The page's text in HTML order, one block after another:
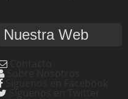
Nuestra Web